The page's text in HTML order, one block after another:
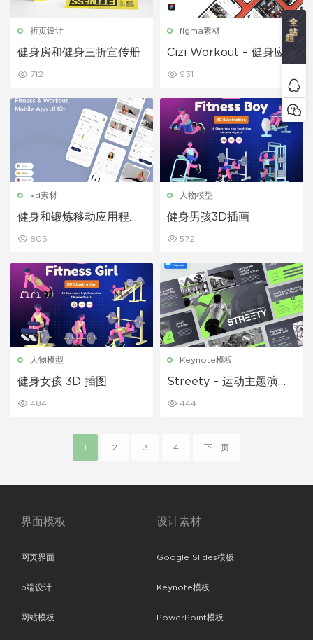
折页设计
健身房和健身三折宣传册
712
figma素材
Cizi Workout – 健身应
931
xd素材
健身和锻炼移动应用程序
806
人物模型
健身男孩3D插画
572
人物模型
健身女孩 3D 插图
484
Keynote模板
Streety – 运动主题演讲
444
1 2 3 4 下一页
界面模板
网页界面
b端设计
网站模板
设计素材
Google Slides模板
Keynote模板
PowerPoint模板